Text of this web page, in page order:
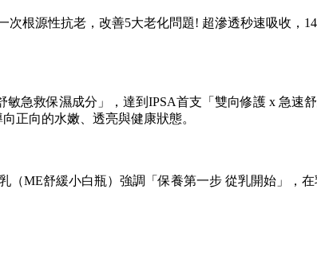
根源性抗老，改善5大老化問題! 超滲透秒速吸收，
急救保濕成分」，達到IPSA首支「雙向修護 x 急速
正向的水嫩、透亮與健康狀態。
ME舒緩小白瓶）強調「保養第一步 從乳開始」，